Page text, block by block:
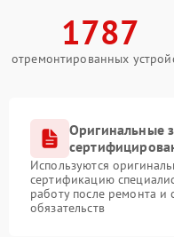
1787
отремонтированных
Оригинальные
Используются
сертификацию
работу после ремонта и
обязательств